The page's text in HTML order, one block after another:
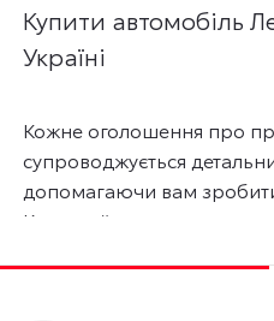
Купити автомобіль
Україні
Кожне оголошення про
супроводжується
допомагаючи вам
Користуйтесь